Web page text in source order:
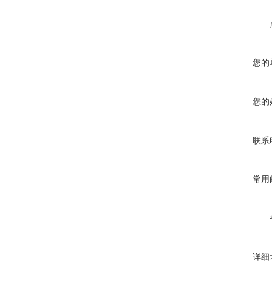
您的
您的
联系
常用
详细